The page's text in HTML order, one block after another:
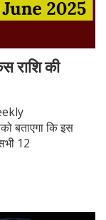
राशि की
बताएगा कि इस
12